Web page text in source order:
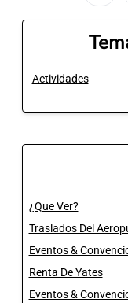
Actividades
¿Que Ver?
Traslados Del
Eventos &
Renta De Yates
Eventos &